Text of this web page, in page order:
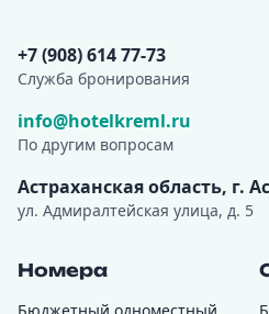
Контактная
+7 (908) 614 77-73
Cлужба бронирования
info@hotelkreml.ru
По другим вопросам
Астраханская область, г.
ул. Адмиралтейская улица, д. 5
Номера